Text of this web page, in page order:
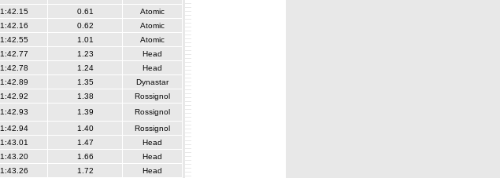
1:42.15 0.61
Atomic
1:42.16 0.62
Atomic
1:42.55 1.01
Atomic
1:42.77 1.23
Head
1:42.78 1.24
Head
1:42.89 1.35
Dynastar
1:42.92 1.38
Rossignol
1:42.93 1.39
Rossignol
1:42.94 1.40
Rossignol
1:43.01 1.47
Head
1:43.20 1.66
Head
1:43.26 1.72
Head